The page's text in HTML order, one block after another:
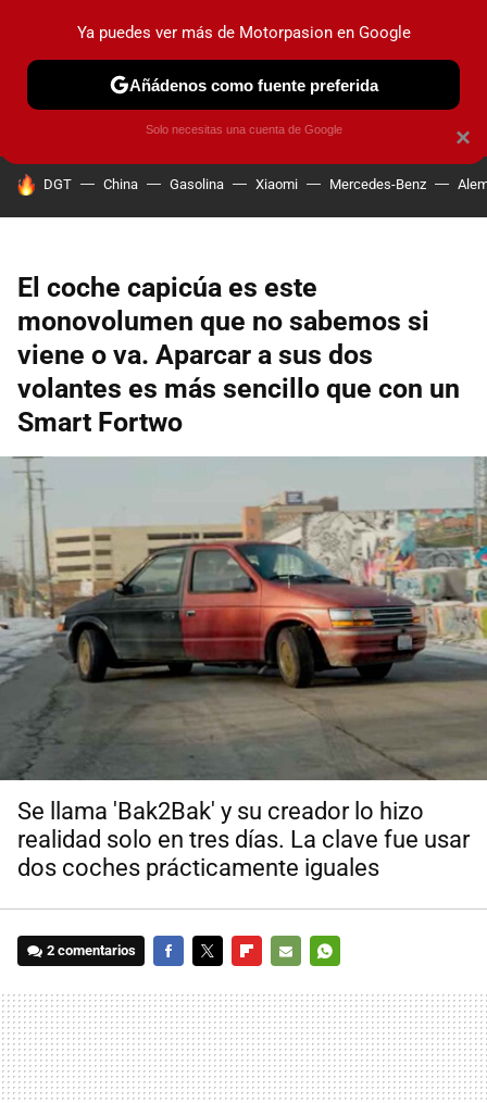
PRUEBAS COCHES ELÉCTRICOS OBSERVATORIO
HOY SE HABLA DE
DGT China Gasolina Xiaomi Mercedes-Benz
El coche capicúa es este
monovolumen que no sabemos si
viene o va. Aparcar a sus dos
volantes es más sencillo que con un
Smart Fortwo
Se llama 'Bak2Bak' y su creador lo hizo
realidad solo en tres días. La clave fue usar
dos coches prácticamente iguales
2 comentarios
MAIL
×
Ya puedes ver más de Motorpasion en Google
Añádenos como fuente preferida
Solo necesitas una cuenta de Google